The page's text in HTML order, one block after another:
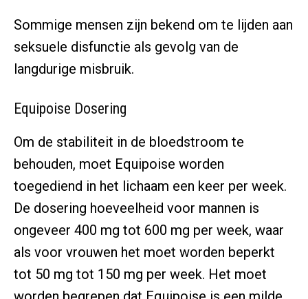
Sommige mensen zijn bekend om te lijden aan
seksuele disfunctie als gevolg van de
langdurige misbruik.
Equipoise Dosering
Om de stabiliteit in de bloedstroom te
behouden, moet Equipoise worden
toegediend in het lichaam een keer per week.
De dosering hoeveelheid voor mannen is
ongeveer 400 mg tot 600 mg per week, waar
als voor vrouwen het moet worden beperkt
tot 50 mg tot 150 mg per week. Het moet